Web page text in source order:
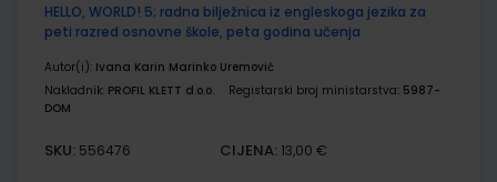
HELLO, WORLD! 5; radna bilježnica iz engleskoga jezika za
peti razred osnovne škole, peta godina učenja
Autor(i): Ivana Karin Marinko Uremović
Nakladnik: PROFIL KLETT d.o.o. Registarski broj ministarstva: 5987-
DOM
SKU: 556476 CIJENA: 13,00 €